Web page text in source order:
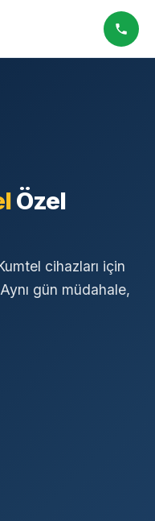
Özel
cihazları için
gün müdahale,